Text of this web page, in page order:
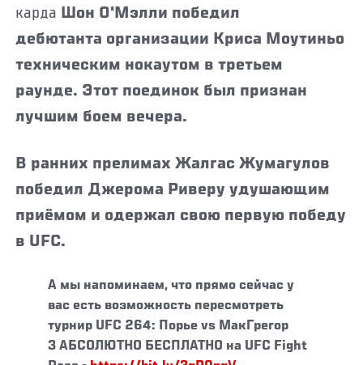
карда Шон О'Мэлли победил
дебютанта организации Криса Моутиньо
техническим нокаутом в третьем
раунде. Этот поединок был признан
лучшим боем вечера.
В ранних прелимах Жалгас Жумагулов
победил Джерома Риверу удушающим
приёмом и одержал свою первую победу
в UFC.
А мы напоминаем, что прямо сейчас у
вас есть возможность пересмотреть
турнир UFC 264: Порье vs МакГрегор
3 АБСОЛЮТНО БЕСПЛАТНО на UFC Fight